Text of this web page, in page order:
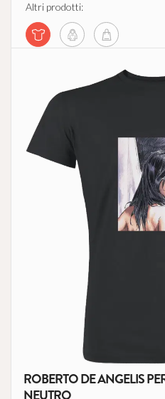
Altri prodotti:
ROBERTO DE ANGELIS
NEUTRO